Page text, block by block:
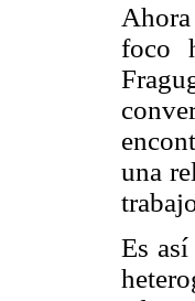
foco
una
Es